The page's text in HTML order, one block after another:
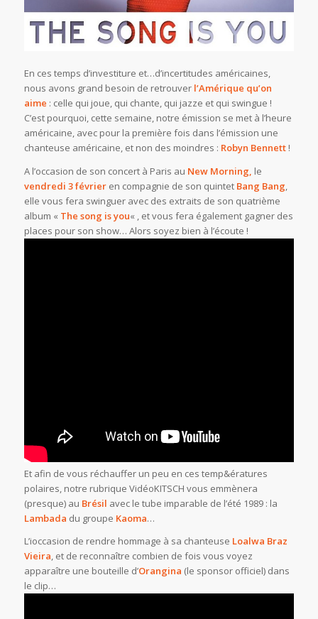
En ces temps d’investiture et…d’incertitudes américaines,
nous avons grand besoin de retrouver l’Amérique qu’on
aime : celle qui joue, qui chante, qui jazze et qui swingue !
C’est pourquoi, cette semaine, notre émission se met à l’heure
américaine, avec pour la première fois dans l’émission une
chanteuse américaine, et non des moindres : Robyn Bennett!
A l’occasion de son concert à Paris au New Morning, le
vendredi 3 févrieren compagnie de son quintet Bang Bang
elle vous fera swinguer avec des extraits de son quatrième
album « The song is you« , et vous fera également gagner des
places pour son show… Alors soyez bien à l’écoute !
Et afin de vous réchauffer un peu en ces temp&ératures
polaires, notre rubrique VidéoKITSCH vous emmènera
(presque) au Brésil avec le tube imparable de l’été 1989 : la
Lambada du groupe Kaoma…
L’ioccasion de rendre hommage à sa chanteuse Loalwa Braz
Vieira , et de reconnaître combien de fois vous voyez
apparaître une bouteille d’Orangina (le sponsor officiel) dans
le clip…